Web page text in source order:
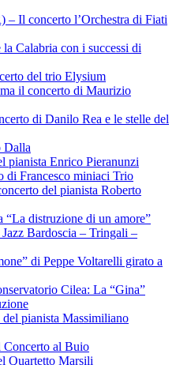
Il concerto l’Orchestra di Fiati
Calabria con i successi di
del trio Elysium
il concerto di Maurizio
di Danilo Rea e le stelle del
Dalla
Enrico Pieranunzi
Francesco miniaci Trio
del pianista Roberto
distruzione di un amore”
Bardoscia – Tringali –
di Peppe Voltarelli girato a
Cilea: La “Gina”
pianista Massimiliano
al Buio
Quartetto Marsili